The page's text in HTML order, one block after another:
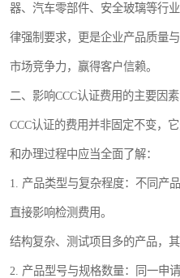
器、汽车零部件、安全玻璃等行
律强制要求，更是企业产品质量
市场竞争力，赢得客户信赖。
二、影响CCC认证费用的主要因素
CCC认证的费用并非固定不变，
和办理过程中应当全面了解：
1. 产品类型与复杂程度：不同产
直接影响检测费用。
结构复杂、测试项目多的产品，
2. 产品型号与规格数量：同一申